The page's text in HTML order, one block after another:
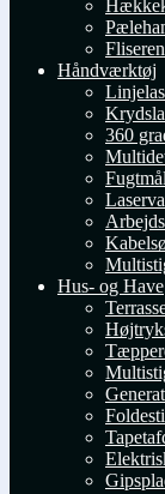
Håndværktøj
360
Hus- og Have